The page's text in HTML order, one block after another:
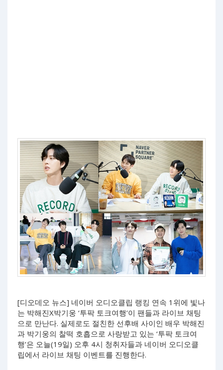
[디오데오 뉴스] 네이버 오디오클립 랭킹 연속 1위에 빛나
는 박해진X박기웅 ‘투팍 토크여행’이 팬들과 라이브 채팅
으로 만난다. 실제로도 절친한 선후배 사이인 배우 박해진
과 박기웅의 찰떡 호흡으로 사랑받고 있는 ‘투팍 토크여
행’은 오늘(19일) 오후 4시 청취자들과 네이버 오디오클
립에서 라이브 채팅 이벤트를 진행한다.